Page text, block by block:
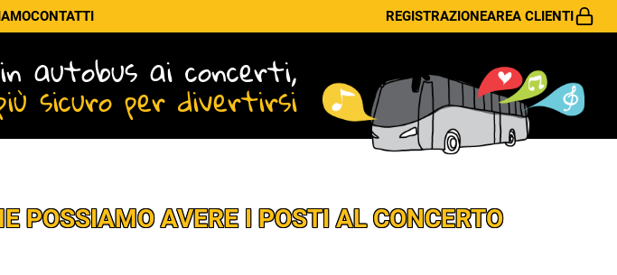
CONTATTI REGISTRAZIONEAREA CLIENTI
in autobus ai concerti,
sicuro per divertirsi
POSSIAMO AVERE I POSTI AL CONCERTO